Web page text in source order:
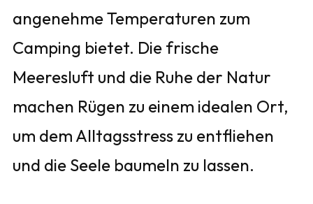
angenehme Temperaturen zum
Camping bietet. Die frische
Meeresluft und die Ruhe der Natur
machen Rügen zu einem idealen Ort,
um dem Alltagsstress zu entfliehen
und die Seele baumeln zu lassen.